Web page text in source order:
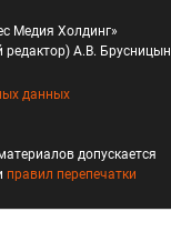
Медия Холдинг»
А.В. Брусницын
данных
допускается
правил перепечатки